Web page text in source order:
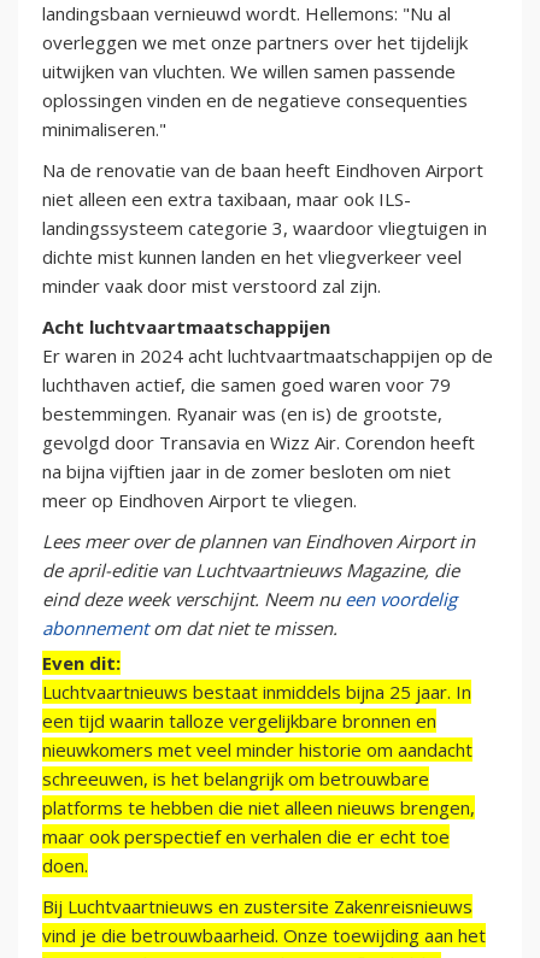
landingsbaan vernieuwd wordt. Hellemons: "Nu al
overleggen we met onze partners over het tijdelijk
uitwijken van vluchten. We willen samen passende
oplossingen vinden en de negatieve consequenties
minimaliseren."
Na de renovatie van de baan heeft Eindhoven Airport
niet alleen een extra taxibaan, maar ook ILS-
landingssysteem categorie 3, waardoor vliegtuigen in
dichte mist kunnen landen en het vliegverkeer veel
minder vaak door mist verstoord zal zijn.
Acht luchtvaartmaatschappijen
Er waren in 2024 acht luchtvaartmaatschappijen op de
luchthaven actief, die samen goed waren voor 79
bestemmingen. Ryanair was (en is) de grootste,
gevolgd door Transavia en Wizz Air. Corendon heeft
na bijna vijftien jaar in de zomer besloten om niet
meer op Eindhoven Airport te vliegen.
Lees meer over de plannen van Eindhoven Airport in
de april-editie van Luchtvaartnieuws Magazine, die
eind deze week verschijnt. Neem nu een voordelig
abonnementom dat niet te missen.
Even dit:
Luchtvaartnieuws bestaat inmiddels bijna 25 jaar. In
een tijd waarin talloze vergelijkbare bronnen en
nieuwkomers met veel minder historie om aandacht
schreeuwen, is het belangrijk om betrouwbare
platforms te hebben die niet alleen nieuws brengen,
maar ook perspectief en verhalen die er echt toe
doen.
Bij Luchtvaartnieuws en zustersite Zakenreisnieuws
vind je die betrouwbaarheid. Onze toewijding aan het